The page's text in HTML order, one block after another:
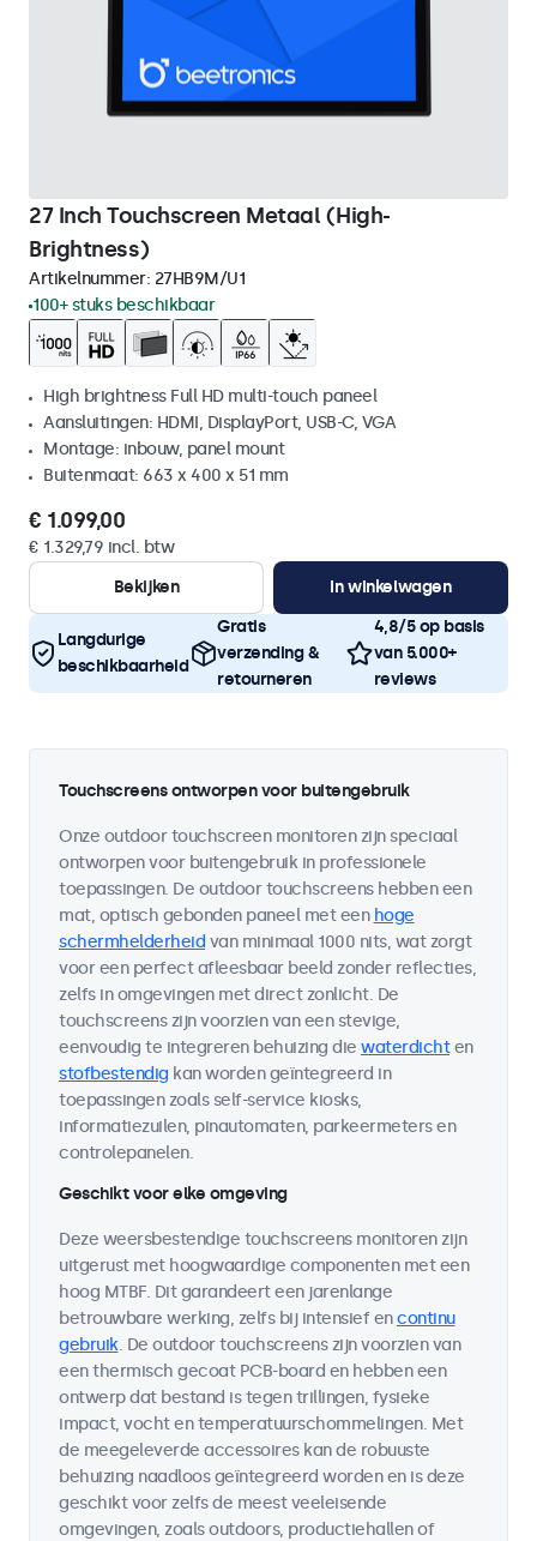
27 Inch Touchscreen Metaal (High-
Brightness)
Artikelnummer: 27HB9M/U1
100+ stuks beschikbaar
High brightness Full HD multi-touch paneel
Aansluitingen: HDMI, DisplayPort, USB-C, VGA
Montage: inbouw, panel mount
Buitenmaat: 663 x 400 x 51 mm
€ 1.099,00
€ 1.329,79 incl. btw
Bekijken
In winkelwagen
Langdurige
beschikbaarheid
Gratis
verzending &
retourneren
4,8/5 op basis
van 5.000+
reviews
Touchscreens ontworpen voor buitengebruik
Onze outdoor touchscreen monitoren zijn speciaal
ontworpen voor buitengebruik in professionele
toepassingen. De outdoor touchscreens hebben een
mat, optisch gebonden paneel met een hoge
schermhelderheid van minimaal 1000 nits, wat zorgt
voor een perfect afleesbaar beeld zonder reflecties,
zelfs in omgevingen met direct zonlicht. De
touchscreens zijn voorzien van een stevige,
eenvoudig te integreren behuizing die waterdichten
stofbestendig kan worden geïntegreerd in
toepassingen zoals self-service kiosks,
informatiezuilen, pinautomaten, parkeermeters en
controlepanelen.
Geschikt voor elke omgeving
Deze weersbestendige touchscreens monitoren zijn
uitgerust met hoogwaardige componenten met een
hoog MTBF. Dit garandeert een jarenlange
betrouwbare werking, zelfs bij intensief encontinu
gebruik. De outdoor touchscreens zijn voorzien van
een thermisch gecoat PCB-board en hebben een
ontwerp dat bestand is tegen trillingen, fysieke
impact, vocht en temperatuurschommelingen. Met
de meegeleverde accessoires kan de robuuste
behuizing naadloos geïntegreerd worden en is deze
geschikt voor zelfs de meest veeleisende
omgevingen, zoals outdoors, productiehallen of